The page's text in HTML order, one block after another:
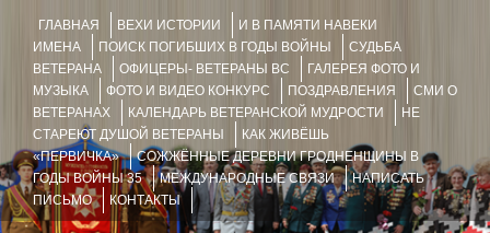
ГЛАВНАЯ ВЕХИ ИСТОРИИ
И В ПАМЯТИ НАВЕКИ
ИМЕНА
ПОИСК ПОГИБШИХ В ГОДЫ ВОЙНЫ
СУДЬБА
ВЕТЕРАНА
ОФИЦЕРЫ- ВЕТЕРАНЫ ВС
ГАЛЕРЕЯ ФОТО И
МУЗЫКА
ФОТО И ВИДЕО КОНКУРС ПОЗДРАВЛЕНИЯ
СМИ О
ВЕТЕРАНАХ
КАЛЕНДАРЬ ВЕТЕРАНСКОЙ МУДРОСТИ
НЕ
СТАРЕЮТ ДУШОЙ ВЕТЕРАНЫ
КАК ЖИВЁШЬ
«ПЕРВИЧКА»
СОЖЖЁННЫЕ ДЕРЕВНИ ГРОДНЕНЩИНЫ В
ГОДЫ ВОЙНЫ 35
МЕЖДУНАРОДНЫЕ СВЯЗИ
НАПИСАТЬ
ПИСЬМО
КОНТАКТЫ